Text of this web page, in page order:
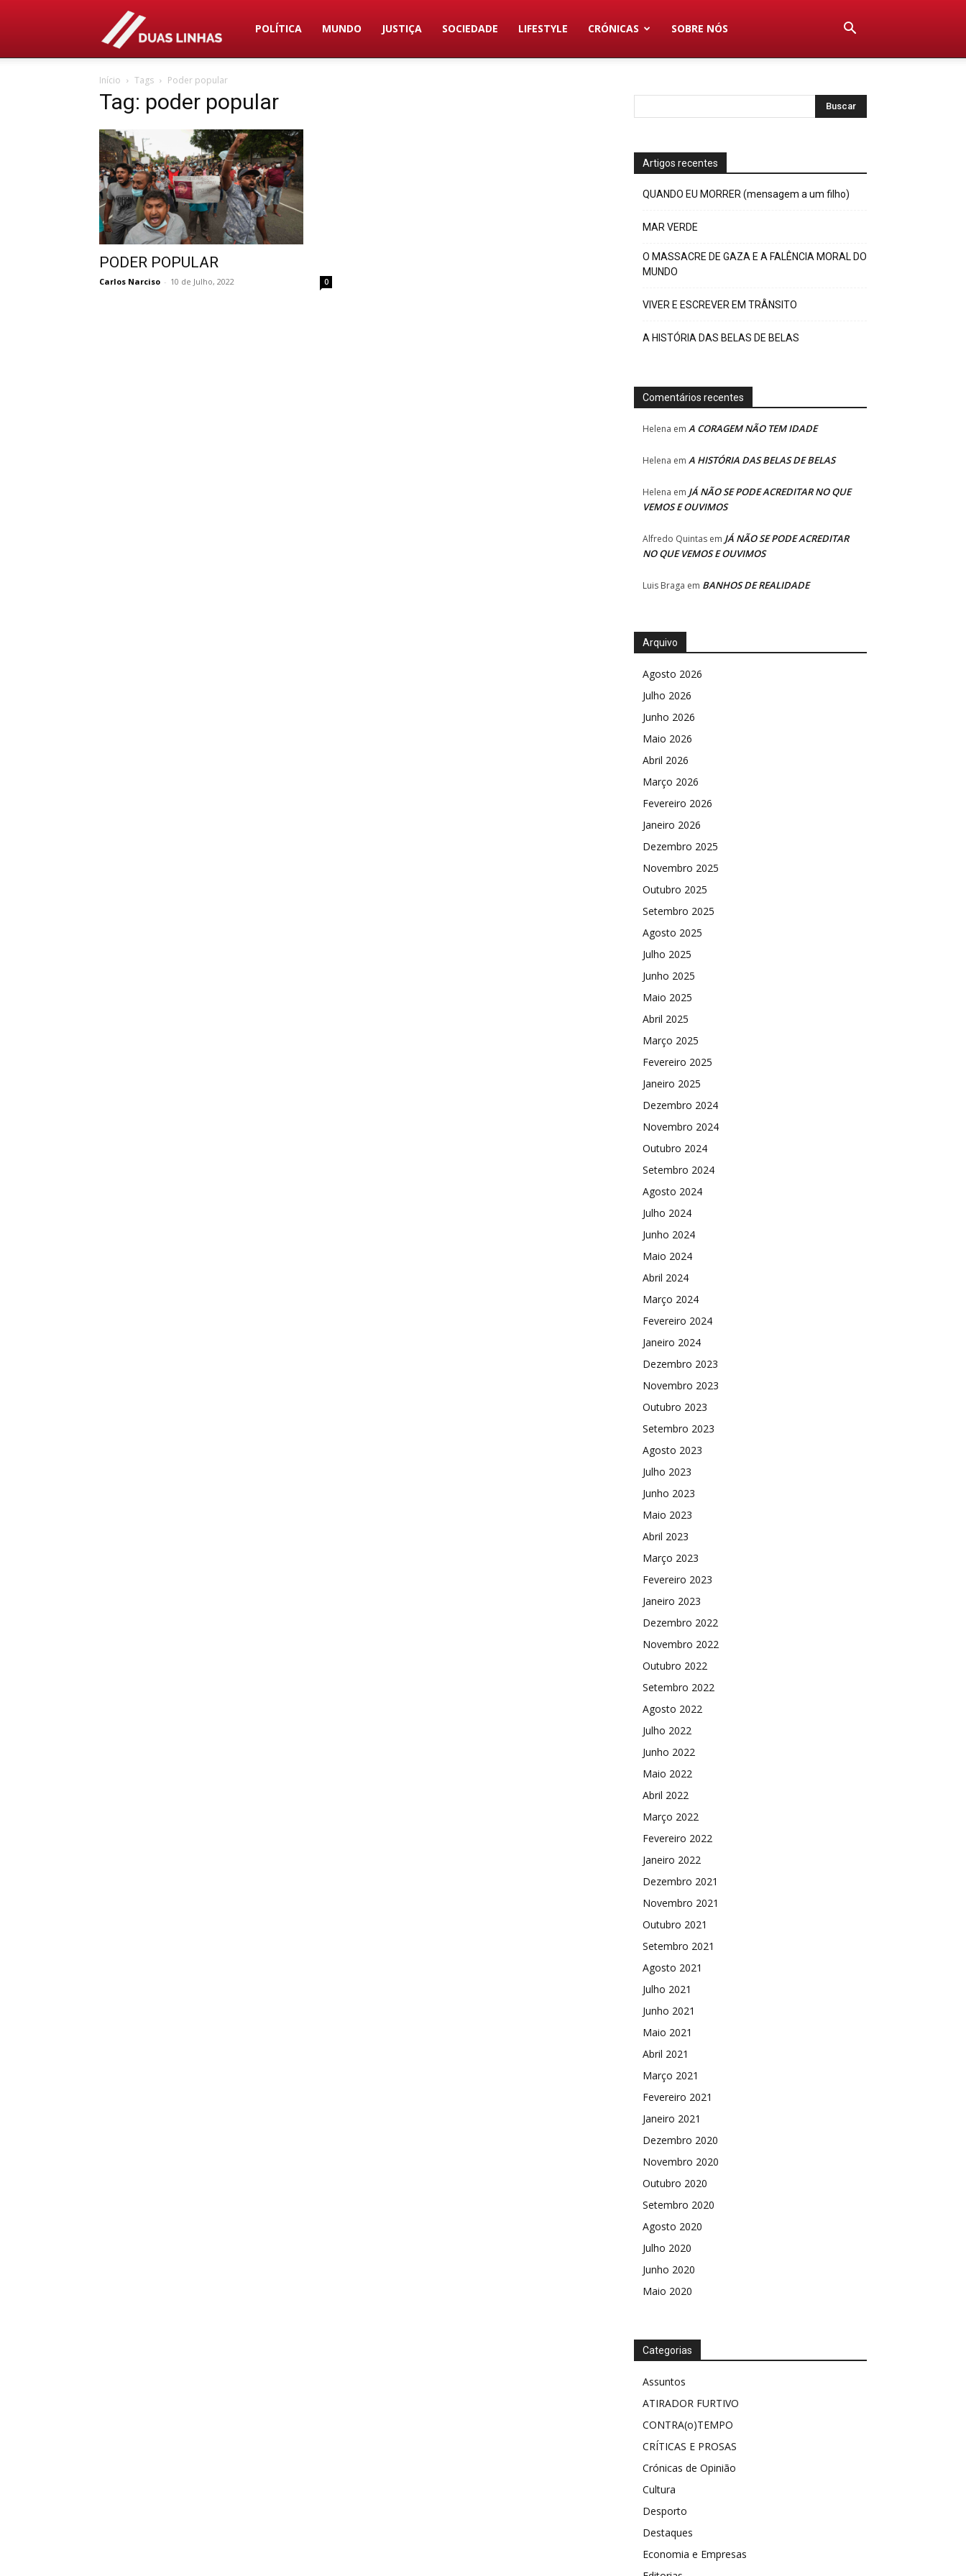
Duas
POLÍTICA MUNDO JUSTIÇA SOCIEDADE LIFESTYLE CRÓNICAS SOBRE NÓS
Início Tags Poder popular
Tag: poder popular
PODER POPULAR
Carlos Narciso - 10 de Julho, 2022 0
Artigos recentes
QUANDO EU MORRER (mensagem a um filho)
MAR VERDE
O MASSACRE DE GAZA E A FALÊNCIA MORAL DO
MUNDO
VIVER E ESCREVER EM TRÂNSITO
A HISTÓRIA DAS BELAS DE BELAS
Comentários recentes
Helena em A CORAGEM NÃO TEM IDADE
Helena em A HISTÓRIA DAS BELAS DE BELAS
Helena em JÁ NÃO SE PODE ACREDITAR NO QUE
VEMOS E OUVIMOS
Alfredo Quintas em JÁ NÃO SE PODE ACREDITAR
NO QUE VEMOS E OUVIMOS
Luis Braga em BANHOS DE REALIDADE
Arquivo
Agosto 2026
Julho 2026
Junho 2026
Maio 2026
Abril 2026
Março 2026
Fevereiro 2026
Janeiro 2026
Dezembro 2025
Novembro 2025
Outubro 2025
Setembro 2025
Agosto 2025
Julho 2025
Junho 2025
Maio 2025
Abril 2025
Março 2025
Fevereiro 2025
Janeiro 2025
Dezembro 2024
Novembro 2024
Outubro 2024
Setembro 2024
Agosto 2024
Julho 2024
Junho 2024
Maio 2024
Abril 2024
Março 2024
Fevereiro 2024
Janeiro 2024
Dezembro 2023
Novembro 2023
Outubro 2023
Setembro 2023
Agosto 2023
Julho 2023
Junho 2023
Maio 2023
Abril 2023
Março 2023
Fevereiro 2023
Janeiro 2023
Dezembro 2022
Novembro 2022
Outubro 2022
Setembro 2022
Agosto 2022
Julho 2022
Junho 2022
Maio 2022
Abril 2022
Março 2022
Fevereiro 2022
Janeiro 2022
Dezembro 2021
Novembro 2021
Outubro 2021
Setembro 2021
Agosto 2021
Julho 2021
Junho 2021
Maio 2021
Abril 2021
Março 2021
Fevereiro 2021
Janeiro 2021
Dezembro 2020
Novembro 2020
Outubro 2020
Setembro 2020
Agosto 2020
Julho 2020
Junho 2020
Maio 2020
Categorias
Assuntos
ATIRADOR FURTIVO
CONTRA(o)TEMPO
CRÍTICAS E PROSAS
Crónicas de Opinião
Cultura
Desporto
Destaques
Economia e Empresas